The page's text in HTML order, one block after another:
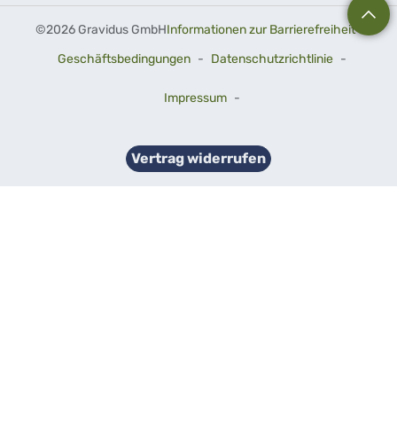
©2026 Gravidus GmbHInformationen zur Barrierefreiheit-
Geschäftsbedingungen - Datenschutzrichtlinie -
Impressum -
Vertrag widerrufen